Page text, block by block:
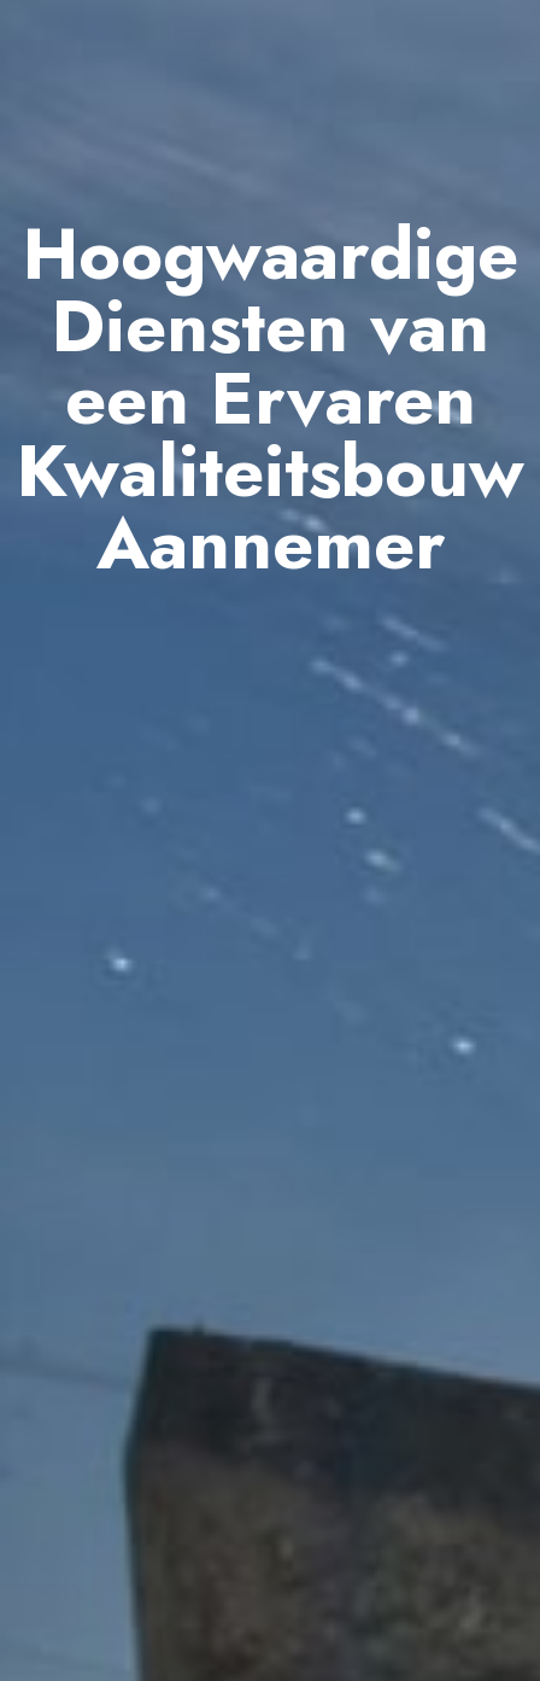
Hoogwaardige
Diensten van
een Ervaren
Kwaliteitsbouw
Aannemer